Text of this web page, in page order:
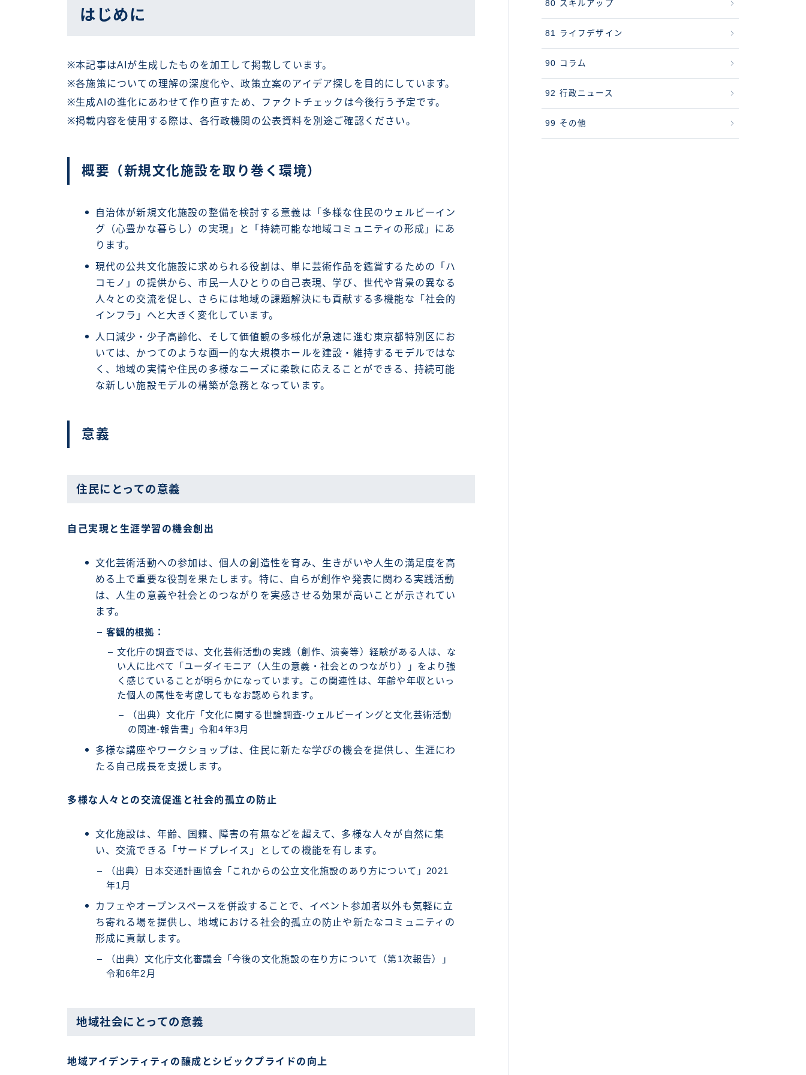
はじめに
※本記事はAIが生成したものを加工して掲載しています。
※各施策についての理解の深度化や、政策立案のアイデア探しを目的にしています。
※生成AIの進化にあわせて作り直すため、ファクトチェックは今後行う予定です。
※掲載内容を使用する際は、各行政機関の公表資料を別途ご確認ください。
概要（新規文化施設を取り巻く環境）
自治体が新規文化施設の整備を検討する意義は「多様な住民のウェルビーイン
グ（心豊かな暮らし）の実現」と「持続可能な地域コミュニティの形成」にあ
ります。
現代の公共文化施設に求められる役割は、単に芸術作品を鑑賞するための「ハ
コモノ」の提供から、市民一人ひとりの自己表現、学び、世代や背景の異なる
人々との交流を促し、さらには地域の課題解決にも貢献する多機能な「社会的
インフラ」へと大きく変化しています。
人口減少・少子高齢化、そして価値観の多様化が急速に進む東京都特別区にお
いては、かつてのような画一的な大規模ホールを建設・維持するモデルではな
く、地域の実情や住民の多様なニーズに柔軟に応えることができる、持続可能
な新しい施設モデルの構築が急務となっています。
意義
住民にとっての意義
自己実現と生涯学習の機会創出
文化芸術活動への参加は、個人の創造性を育み、生きがいや人生の満足度を高
める上で重要な役割を果たします。特に、自らが創作や発表に関わる実践活動
は、人生の意義や社会とのつながりを実感させる効果が高いことが示されてい
ます。
客観的根拠：
文化庁の調査では、文化芸術活動の実践（創作、演奏等）経験がある人は、な
い人に比べて「ユーダイモニア（人生の意義・社会とのつながり）」をより強
く感じていることが明らかになっています。この関連性は、年齢や年収といっ
た個人の属性を考慮してもなお認められます。
（出典）文化庁「文化に関する世論調査‐ウェルビーイングと文化芸術活動
の関連‐報告書」令和4年3月
多様な講座やワークショップは、住民に新たな学びの機会を提供し、生涯にわ
たる自己成長を支援します。
多様な人々との交流促進と社会的孤立の防止
文化施設は、年齢、国籍、障害の有無などを超えて、多様な人々が自然に集
い、交流できる「サードプレイス」としての機能を有します。
（出典）日本交通計画協会「これからの公立文化施設のあり方について」2021
年1月
カフェやオープンスペースを併設することで、イベント参加者以外も気軽に立
ち寄れる場を提供し、地域における社会的孤立の防止や新たなコミュニティの
形成に貢献します。
（出典）文化庁文化審議会「今後の文化施設の在り方について（第1次報告）」
令和6年2月
地域社会にとっての意義
地域アイデンティティの醸成とシビックプライドの向上
80 スキルアップ
81 ライフデザイン
90 コラム
92 行政ニュース
99 その他